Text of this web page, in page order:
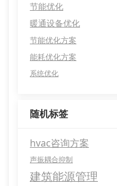
节能优化
暖通设备优化
节能优化方案
能耗优化方案
系统优化
随机标签
hvac咨询方案
声振耦合抑制
建筑能源管理